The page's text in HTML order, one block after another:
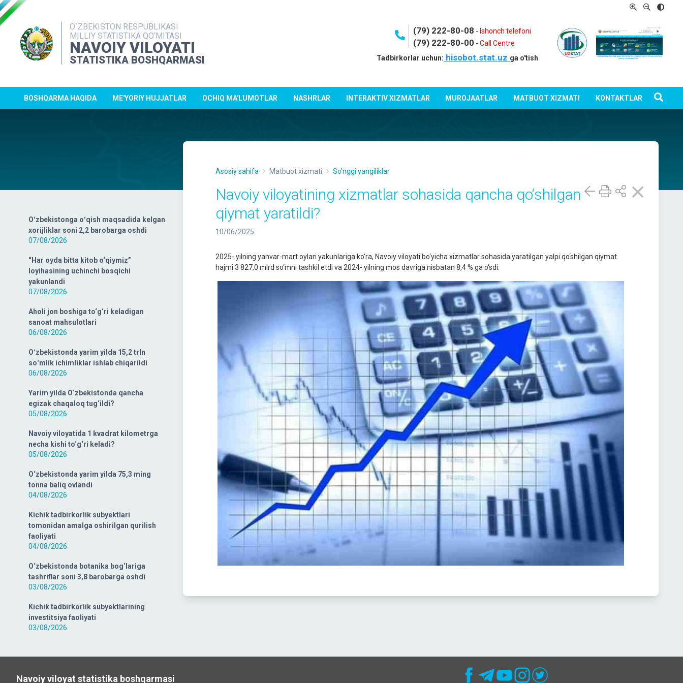
O`ZBEKISTON RESPUBLIKASI
MILLIY STATISTIKA QO‘MITASI
NAVOIY VILOYATI
STATISTIKA BOSHQARMASI
(79) 222-80-08 - Ishonch telefoni
(79) 222-80-00 -Call Centre
Tadbirkorlar uchun: hisobot.stat.uz ga o'tish
BOSHQARMA HAQIDA ME'YORIY HUJJATLAR OCHIQ MA'LUMOTLAR NASHRLAR INTERAKTIV XIZMATLAR MUROJAATLAR MATBUOT XIZMATI KONTAKTLAR
Oʻzbekistonga oʻqish maqsadida kelgan
xorijliklar soni 2,2 barobarga oshdi
07/08/2026
“Har oyda bitta kitob o‘qiymiz”
loyihasining uchinchi bosqichi
yakunlandi
07/08/2026
Aholi jon boshiga to‘g‘ri keladigan
sanoat mahsulotlari
06/08/2026
Oʻzbekistonda yarim yilda 15,2 trln
soʻmlik ichimliklar ishlab chiqarildi
06/08/2026
Yarim yilda O‘zbekistonda qancha
egizak chaqaloq tug‘ildi?
05/08/2026
Navoiy viloyatida 1 kvadrat kilometrga
necha kishi to‘g‘ri keladi?
05/08/2026
O‘zbekistonda yarim yilda 75,3 ming
tonna baliq ovlandi
04/08/2026
Kichik tadbirkorlik subyektlari
tomonidan amalga oshirilgan qurilish
faoliyati
04/08/2026
O‘zbekistonda botanika bog‘lariga
tashriflar soni 3,8 barobarga oshdi
03/08/2026
Kichik tadbirkorlik subyektlarining
investitsiya faoliyati
03/08/2026
Asosiy sahifa Matbuot xizmati So'nggi yangiliklar
Navoiy viloyatining xizmatlar sohasida qancha qo‘shilgan
qiymat yaratildi?
10/06/2025
2025- yilning yanvar-mart oylari yakunlariga ko‘ra, Navoiy viloyati bo‘yicha xizmatlar sohasida yaratilgan yalpi qo‘shilgan qiymat
hajmi 3 827,0 mlrd so‘mni tashkil etdi va 2024- yilning mos davriga nisbatan 8,4 % ga o‘sdi.
Navoiy viloyat statistika boshqarmasi